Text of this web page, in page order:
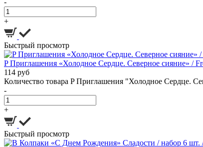
-
+
Быстрый просмотр
P Приглашения «Холодное Сердце. Северное сияние» /
114 руб
Количество товара P Приглашения "Холодное Сердце.
-
+
Быстрый просмотр